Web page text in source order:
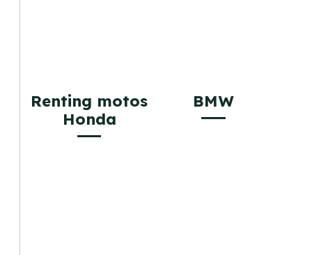
Renting motos
Honda
BMW